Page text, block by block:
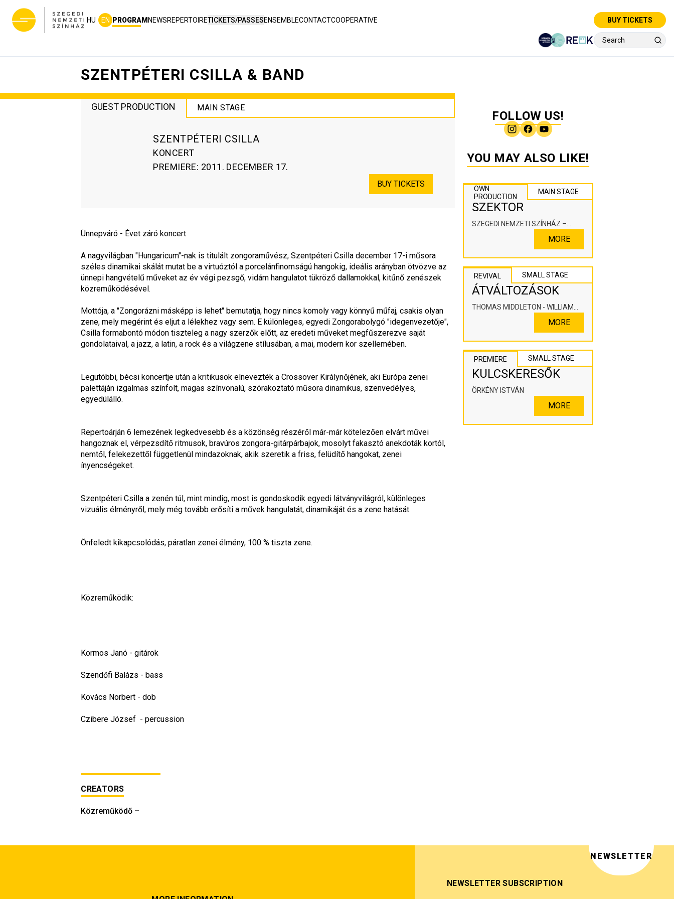
HU EN PROGRAM NEWSREPERTOIRETICKETS/PASSESENSEMBLECONTACTCOOPERATIVE BUY TICKETS
SZENTPÉTERI CSILLA & BAND
GUEST PRODUCTION MAIN STAGE
SZENTPÉTERI CSILLA
KONCERT
PREMIERE: 2011. DECEMBER 17.
BUY TICKETS
Ünnepváró - Évet záró koncert
A nagyvilágban "Hungaricum"-nak is titulált zongoraművész, Szentpéteri Csilla december 17-i műsora
széles dinamikai skálát mutat be a virtuóztól a porcelánfinomságú hangokig, ideális arányban ötvözve az
ünnepi hangvételű műveket az év végi pezsgő, vidám hangulatot tükröző dallamokkal, kitűnő zenészek
közreműködésével.
Mottója, a "Zongorázni másképp is lehet" bemutatja, hogy nincs komoly vagy könnyű műfaj, csakis olyan
zene, mely megérint és eljut a lélekhez vagy sem. E különleges, egyedi Zongorabolygó "idegenvezetője",
Csilla formabontó módon tiszteleg a nagy szerzők előtt, az eredeti műveket megfűszerezve saját
gondolataival, a jazz, a latin, a rock és a világzene stílusában, a mai, modern kor szellemében.
Legutóbbi, bécsi koncertje után a kritikusok elnevezték a Crossover Királynőjének, aki Európa zenei
palettáján izgalmas színfolt, magas színvonalú, szórakoztató műsora dinamikus, szenvedélyes,
egyedülálló.
Repertoárján 6 lemezének legkedvesebb és a közönség részéről már-már kötelezően elvárt művei
hangoznak el, vérpezsdítő ritmusok, bravúros zongora-gitárpárbajok, mosolyt fakasztó anekdoták kortól,
nemtől, felekezettől függetlenül mindazoknak, akik szeretik a friss, felüdítő hangokat, zenei
ínyencségeket.
Szentpéteri Csilla a zenén túl, mint mindig, most is gondoskodik egyedi látványvilágról, különleges
vizuális élményről, mely még tovább erősíti a művek hangulatát, dinamikáját és a zene hatását.
Önfeledt kikapcsolódás, páratlan zenei élmény, 100 % tiszta zene.
Közreműködik:
Kormos Janó - gitárok
Szendőfi Balázs - bass
Kovács Norbert - dob
Czibere József  - percussion
CREATORS
Közreműködő –
FOLLOW US!
YOU MAY ALSO LIKE!
OWN
PRODUCTION
MAIN STAGE
SZEKTOR
SZEGEDI NEMZETI SZÍNHÁZ –
KOOPERÁLÓ SZÍNHÁZPEDAGÓGIAI
MORE
REVIVAL SMALL STAGE
ÁTVÁLTOZÁSOK
THOMAS MIDDLETON - WILLIAM
MORE
PREMIERE SMALL STAGE
KULCSKERESŐK
ÖRKÉNY ISTVÁN
MORE
NEWSLETTER
NEWSLETTER SUBSCRIPTION